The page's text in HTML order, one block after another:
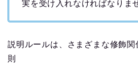
実を受け入れなければなりま
説明ルールは、さまざまな修飾関
則